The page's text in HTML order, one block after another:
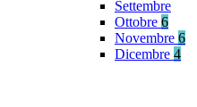
Settembre
Ottobre 6
Novembre 6
Dicembre 4